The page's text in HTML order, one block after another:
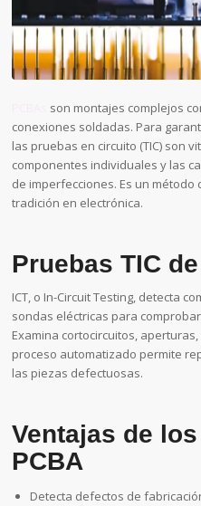
son montajes complejos
conexiones soldadas. Para
las pruebas en circuito (TIC) son
componentes individuales y las
de imperfecciones. Es un
tradición en electrónica.
Pruebas TIC
ICT, o In-Circuit Testing, detecta
sondas eléctricas para
Examina cortocircuitos,
proceso automatizado permite
las piezas defectuosas.
Ventajas de
PCBA
Detecta defectos de